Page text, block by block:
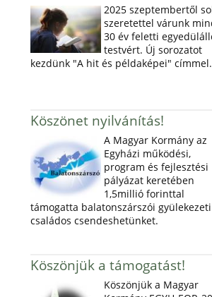
2025 szeptembertől
szeretettel várunk
30 év feletti
testvért. Új sorozatot
kezdünk "A hit és példaképei" címmel.
Köszönet nyilvánítás!
A Magyar Kormány az
Egyházi működési,
program és fejlesztési
pályázat keretében
1,5millió forinttal
támogatta balatonszárszói gyülekezeti
családos csendeshetünket.
Köszönjük a támogatást!
Köszönjük a Magyar